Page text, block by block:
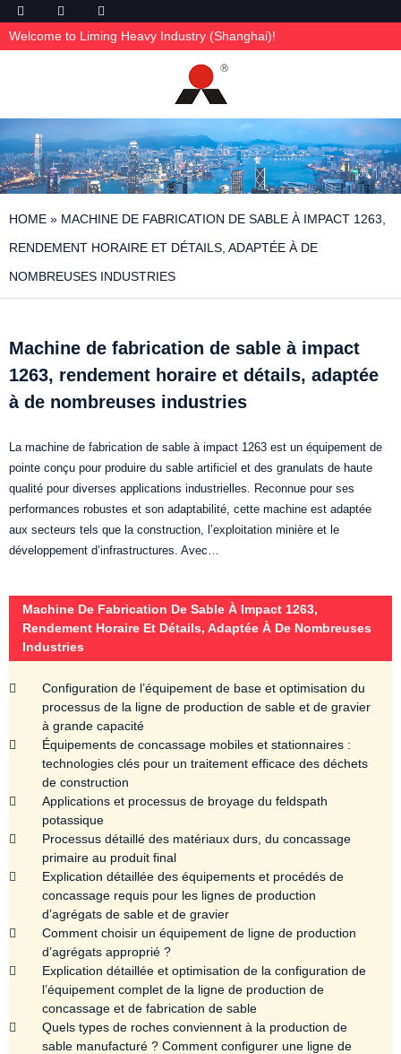
Welcome to Liming Heavy Industry (Shanghai)!
HOME » MACHINE DE FABRICATION DE SABLE À IMPACT 1263,
RENDEMENT HORAIRE ET DÉTAILS, ADAPTÉE À DE
NOMBREUSES INDUSTRIES
Machine de fabrication de sable à impact
1263, rendement horaire et détails, adaptée
à de nombreuses industries
La machine de fabrication de sable à impact 1263 est un équipement de
pointe conçu pour produire du sable artificiel et des granulats de haute
qualité pour diverses applications industrielles. Reconnue pour ses
performances robustes et son adaptabilité, cette machine est adaptée
aux secteurs tels que la construction, l’exploitation minière et le
développement d’infrastructures. Avec…
Machine De Fabrication De Sable À Impact 1263,
Rendement Horaire Et Détails, Adaptée À De Nombreuses
Industries
Configuration de l’équipement de base et optimisation du
processus de la ligne de production de sable et de gravier
à grande capacité
Équipements de concassage mobiles et stationnaires :
technologies clés pour un traitement efficace des déchets
de construction
Applications et processus de broyage du feldspath
potassique
Processus détaillé des matériaux durs, du concassage
primaire au produit final
Explication détaillée des équipements et procédés de
concassage requis pour les lignes de production
d’agrégats de sable et de gravier
Comment choisir un équipement de ligne de production
d’agrégats approprié ?
Explication détaillée et optimisation de la configuration de
l’équipement complet de la ligne de production de
concassage et de fabrication de sable
Quels types de roches conviennent à la production de
sable manufacturé ? Comment configurer une ligne de